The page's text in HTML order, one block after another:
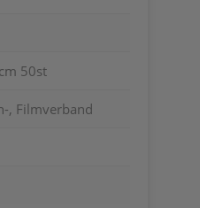
50st
, Filmverband